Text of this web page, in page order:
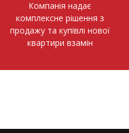
Компанія надає
комплексне рішення з
продажу та купівлі нової
квартири взамін